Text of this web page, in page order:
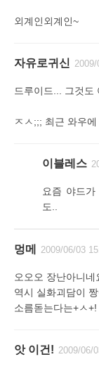
외계인외계인~
자유로귀신
드루이드... 그것도
ㅈㅅ;;; 최근 와우
이블레스
요즘 야드
도..
멍메 2009/06/03
오오오 장난아니네
역시 실화괴담이
소름돋는다는+ㅅ+!
앗 이건! 2009/06/